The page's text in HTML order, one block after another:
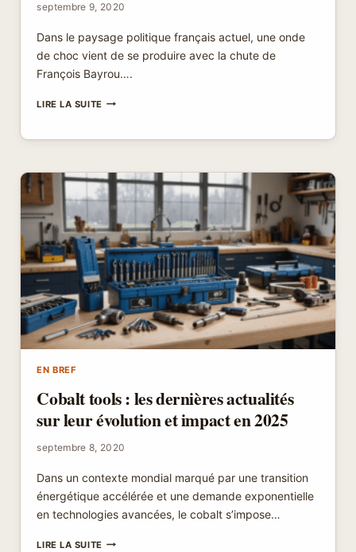
septembre 9, 2020
Dans le paysage politique français actuel, une onde
de choc vient de se produire avec la chute de
François Bayrou….
LIRE LA SUITEÉPISODES
POLITIQUE
FRANÇOIS
BAYROU
SE
TANDIS
QU’EMMANUEL
MACRON
S’EMPLOIE
À
PRÉPARER
SA
SUCCESSION
EN BREF
Cobalt tools : les dernières actualités
sur leur évolution et impact en 2025
septembre 8, 2020
Dans un contexte mondial marqué par une transition
énergétique accélérée et une demande exponentielle
en technologies avancées, le cobalt s’impose…
LIRE LA SUITECOBALT